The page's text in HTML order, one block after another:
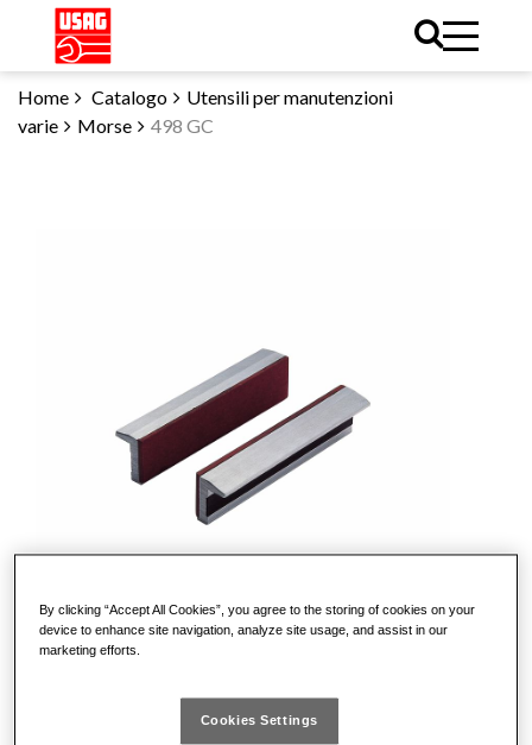
Home Catalogo
Utensili per manutenzioni
varie
Morse 498 GC
By clicking “Accept All Cookies”, you agree to the storing of cookies on your
device to enhance site navigation, analyze site usage, and assist in our
marketing efforts.
Cookies Settings